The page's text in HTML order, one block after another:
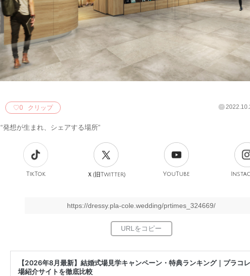
♡0 クリップ
“発想が生まれ、シェアする場所”
TikTok Ｘ(旧Twitter) YouTube
https://dressy.pla-cole.wedding/prtimes_324669/
【2026年8月最新】結婚式場見学キャンペーン・特典ランキング｜プラコ
場紹介サイトを徹底比較